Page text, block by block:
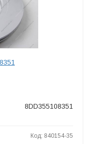
8DD355108351
Код: 840154-35